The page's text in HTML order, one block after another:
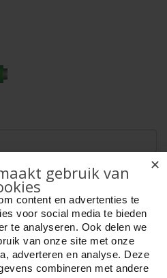
Details
"champagnehuizen",
en ontstond er een nieuwe
✕
gebruik van
content en advertenties te
voor social media te bieden
te analyseren. Ook delen we
van onze site met onze
adverteren en analyse. Deze
combineren met andere